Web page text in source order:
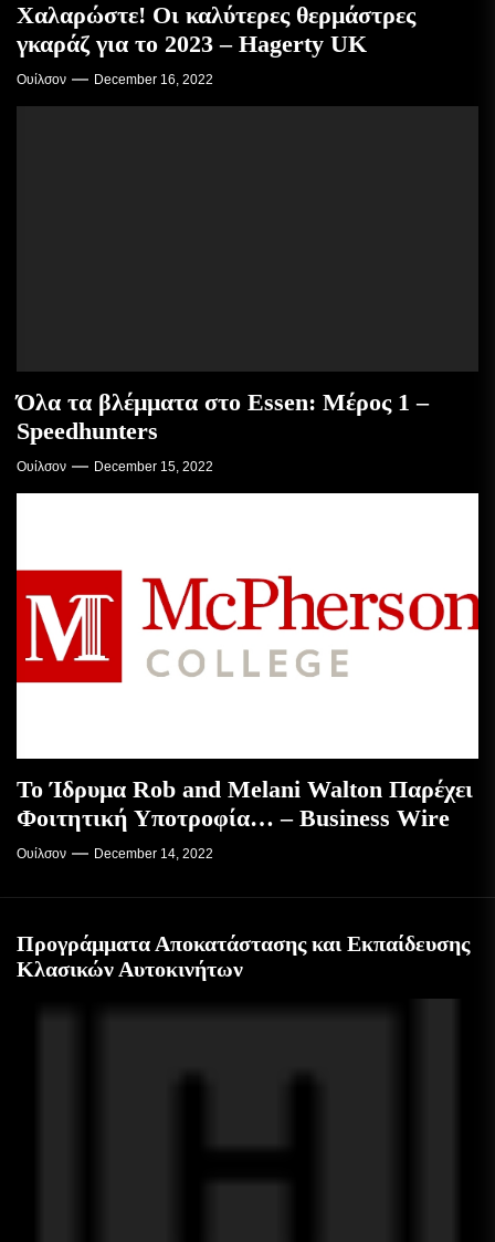
Χαλαρώστε! Οι καλύτερες θερμάστρες
γκαράζ για το 2023 – Hagerty UK
Ουίλσον December 16, 2022
Όλα τα βλέμματα στο Essen: Μέρος 1 –
Speedhunters
Ουίλσον December 15, 2022
Το Ίδρυμα Rob and Melani Walton Παρέχει
Φοιτητική Υποτροφία… – Business Wire
Ουίλσον December 14, 2022
Προγράμματα Αποκατάστασης και Εκπαίδευσης
Κλασικών Αυτοκινήτων